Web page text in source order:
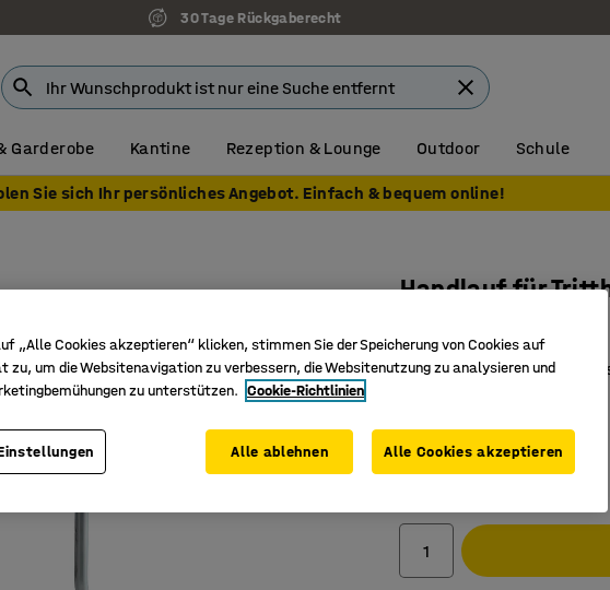
30 Tage Rückgaberecht
Garderobe Kantine Rezeption & Lounge Outdoor Schule
Sie sich Ihr persönliches Angebot. Einfach & bequem online!
Handlauf für
Kann an jeder Seite
249,- €
„Alle Cookies akzeptieren“ klicken, stimmen Sie der Speicherung von Cookies auf
zu, um die Websitenavigation zu verbessern, die Websitenutzung zu analysieren und
zu unterstützen. Cookie-Richtlinien
Alle ablehnen Alle Cookies akzeptieren